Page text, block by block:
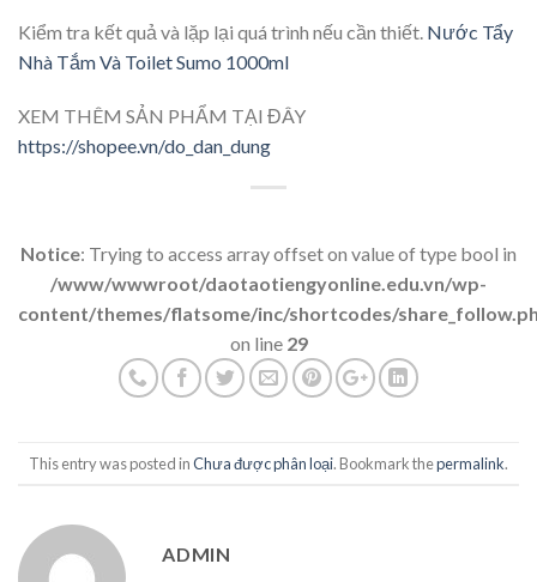
Kiểm tra kết quả và lặp lại quá trình nếu cần thiết. Nước Tẩy
Nhà Tắm Và Toilet Sumo 1000ml
XEM THÊM SẢN PHẨM TẠI ĐÂY
https://shopee.vn/do_dan_dung
Notice: Trying to access array offset on value of type bool in
/www/wwwroot/daotaotiengyonline.edu.vn/wp-
content/themes/flatsome/inc/shortcodes/
on line 29
This entry was posted inChưa được phân loại. Bookmark thepermalink.
ADMIN